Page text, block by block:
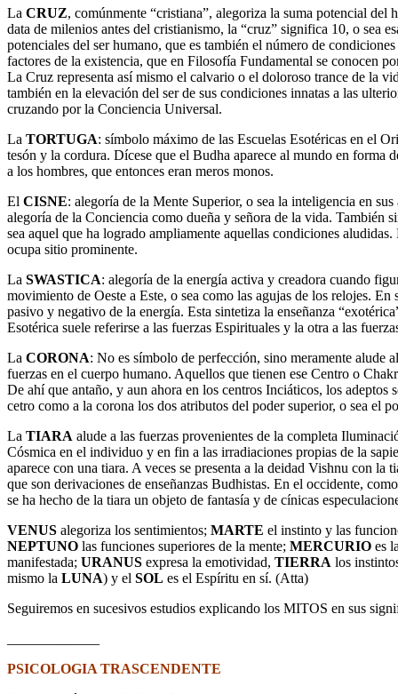
La CRUZ, comúnmente “cristiana”, alegoriza la suma potencial del
data de milenios antes del cristianismo, la “cruz” significa 10, o sea
potenciales del ser humano, que es también el número de
factores de la existencia, que en Filosofía Fundamental se conocen
La Cruz representa así mismo el calvario o el doloroso trance de la
también en la elevación del ser de sus condiciones innatas a las
cruzando por la Conciencia Universal.
La TORTUGA: símbolo máximo de las Escuelas Esotéricas en el
tesón y la cordura. Dícese que el Budha aparece al mundo en forma
a los hombres, que entonces eran meros monos.
El CISNE: alegoría de la Mente Superior, o sea la inteligencia en sus
alegoría de la Conciencia como dueña y señora de la vida. También
sea aquel que ha logrado ampliamente aquellas condiciones
ocupa sitio prominente.
La SWASTICA: alegoría de la energía activa y creadora cuando
movimiento de Oeste a Este, o sea como las agujas de los relojes.
pasivo y negativo de la energía. Esta sintetiza la enseñanza
Esotérica suele referirse a las fuerzas Espirituales y la otra a las
La CORONA: No es símbolo de perfección, sino meramente alude
fuerzas en el cuerpo humano. Aquellos que tienen ese Centro o
De ahí que antaño, y aun ahora en los centros Inciáticos, los adeptos
cetro como a la corona los dos atributos del poder superior, o sea el
La TIARA alude a las fuerzas provenientes de la completa
Cósmica en el individuo y en fin a las irradiaciones propias de la
aparece con una tiara. A veces se presenta a la deidad Vishnu con la
que son derivaciones de enseñanzas Budhistas. En el occidente,
se ha hecho de la tiara un objeto de fantasía y de cínicas
VENUS alegoriza los sentimientos; MARTE el instinto y las
NEPTUNO las funciones superiores de la mente; MERCURIO es
manifestada; URANUS expresa la emotividad, TIERRA los
mismo la LUNA) y el SOL es el Espíritu en sí. (Atta)
Seguiremos en sucesivos estudios explicando los MITOS en sus
PSICOLOGIA TRASCENDENTE